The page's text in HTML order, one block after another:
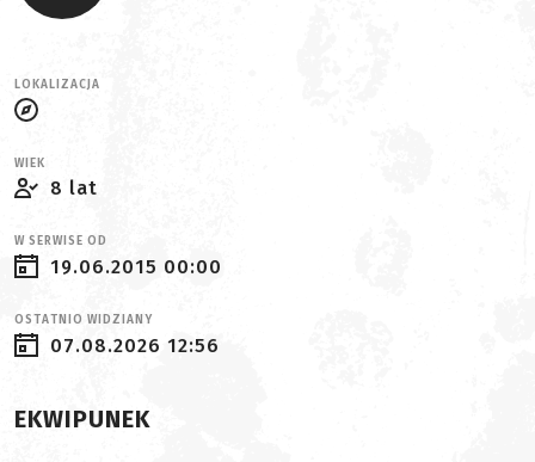
LOKALIZACJA
WIEK
8 lat
W SERWISE OD
19.06.2015 00:00
OSTATNIO WIDZIANY
07.08.2026 12:56
EKWIPUNEK